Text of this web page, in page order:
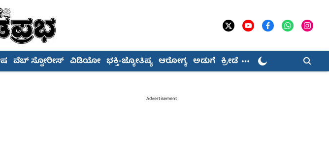
ವೆಬ್ ಸ್ಟೋರೀಸ್ ವಿಡಿಯೋ ಭಕ್ತಿ-ಜ್ಯೋತಿಷ್ಯ ಆರೋಗ್ಯ ಅಡುಗೆ ಕ್ರೀಡೆ
Advertisement